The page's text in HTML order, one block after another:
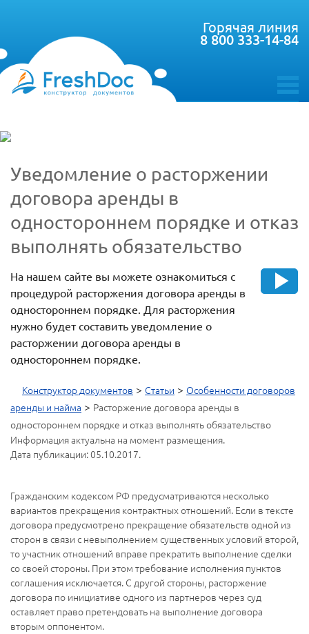
toggle
Горячая линия
8 800 333-14-84
Уведомление о расторжении
договора аренды в
одностороннем порядке и отказ
выполнять обязательство
На нашем сайте вы можете ознакомиться с
процедурой расторжения договора аренды в
одностороннем порядке. Для расторжения
нужно будет составить уведомление о
расторжении договора аренды в
одностороннем порядке.
Конструктор документов > Статьи > Особенности договоров
аренды и найма > Расторжение договора аренды в
одностороннем порядке и отказ выполнять обязательство
Информация актуальна на момент размещения.
Дата публикации: 05.10.2017.
Гражданским кодексом РФ предусматриваются несколько
вариантов прекращения контрактных отношений. Если в тексте
договора предусмотрено прекращение обязательств одной из
сторон в связи с невыполнением существенных условий второй,
то участник отношений вправе прекратить выполнение сделки
со своей стороны. При этом требование исполнения пунктов
соглашения исключается. С другой стороны, расторжение
договора по инициативе одного из партнеров через суд
оставляет право претендовать на выполнение договора
вторым оппонентом.